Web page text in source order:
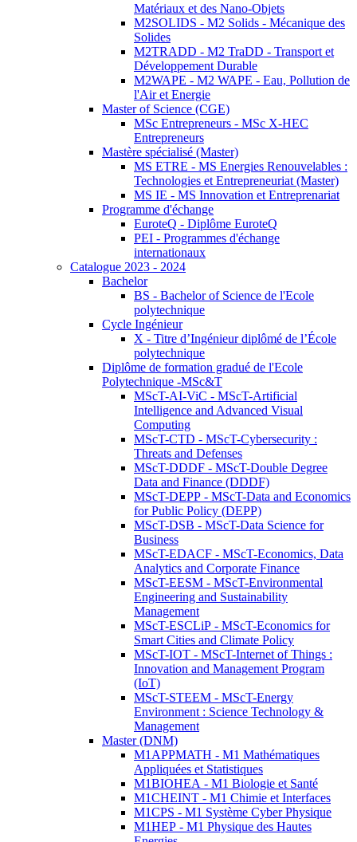
Matériaux et des Nano-Objets
M2SOLIDS - M2 Solids - Mécanique des
Solides
M2TRADD - M2 TraDD - Transport et
Développement Durable
M2WAPE - M2 WAPE - Eau, Pollution de
l'Air et Energie
Master of Science (CGE)
MSc Entrepreneurs - MSc X-HEC
Entrepreneurs
Mastère spécialisé (Master)
MS ETRE - MS Energies Renouvelables :
Technologies et Entrepreneuriat (Master)
MS IE - MS Innovation et Entreprenariat
Programme d'échange
EuroteQ - Diplôme EuroteQ
PEI - Programmes d'échange
internationaux
Catalogue 2023 - 2024
Bachelor
BS - Bachelor of Science de l'Ecole
polytechnique
Cycle Ingénieur
X - Titre d’Ingénieur diplômé de l’École
polytechnique
Diplôme de formation gradué de l'Ecole
Polytechnique -MSc&T
MScT-AI-ViC - MScT-Artificial
Intelligence and Advanced Visual
Computing
MScT-CTD - MScT-Cybersecurity :
Threats and Defenses
MScT-DDDF - MScT-Double Degree
Data and Finance (DDDF)
MScT-DEPP - MScT-Data and Economics
for Public Policy (DEPP)
MScT-DSB - MScT-Data Science for
Business
MScT-EDACF - MScT-Economics, Data
Analytics and Corporate Finance
MScT-EESM - MScT-Environmental
Engineering and Sustainability
Management
MScT-ESCLiP - MScT-Economics for
Smart Cities and Climate Policy
MScT-IOT - MScT-Internet of Things :
Innovation and Management Program
(IoT)
MScT-STEEM - MScT-Energy
Environment : Science Technology &
Management
Master (DNM)
M1APPMATH - M1 Mathématiques
Appliquées et Statistiques
M1BIOHEA - M1 Biologie et Santé
M1CHEINT - M1 Chimie et Interfaces
M1CPS - M1 Système Cyber Physique
M1HEP - M1 Physique des Hautes